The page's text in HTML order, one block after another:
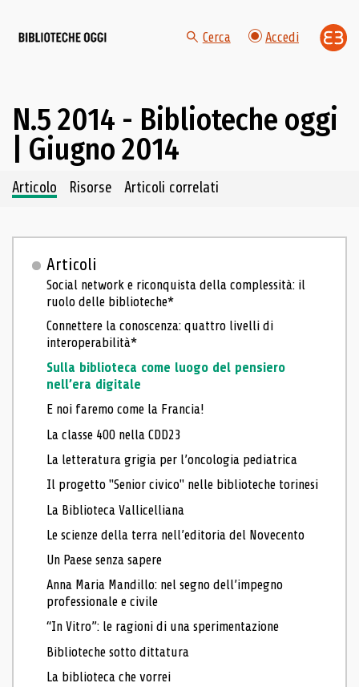
Cerca Accedi
N.5 2014 - Biblioteche oggi
| Giugno 2014
Navigazione dei contenuti del fascicolo
Articolo Risorse Articoli correlati
Articoli
Social network e riconquista della complessità: il
ruolo delle biblioteche*
Connettere la conoscenza: quattro livelli di
interoperabilità*
Sulla biblioteca come luogo del pensiero
nell’era digitale
E noi faremo come la Francia!
La classe 400 nella CDD23
La letteratura grigia per l’oncologia pediatrica
Il progetto "Senior civico" nelle biblioteche torinesi
La Biblioteca Vallicelliana
Le scienze della terra nell’editoria del Novecento
Un Paese senza sapere
Anna Maria Mandillo: nel segno dell’impegno
professionale e civile
“In Vitro”: le ragioni di una sperimentazione
Biblioteche sotto dittatura
La biblioteca che vorrei